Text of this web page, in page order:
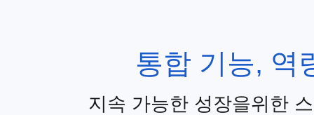
통합 기능, 역
지속 가능한 성장을위한